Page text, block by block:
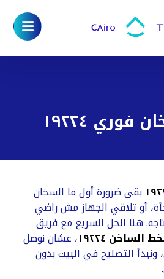
١٩٢٢٤
بقى ضرورة أول ما السخان
أو تلاقي الجهاز مش راضي
هنا الحل السريع مع فريق
الساخن ١٩٢٢٤
، عشان نوصل
التصليح في البيت بدون